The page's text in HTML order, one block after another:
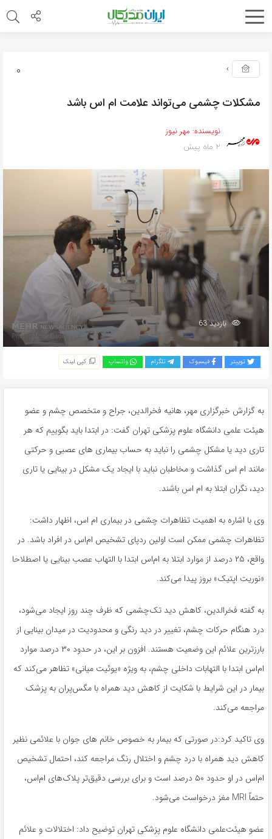
0
مشکلات چشمی می‌تواند علامت ام اس باشد
نویسنده: مهر نیوز
2 ماه پیش
بازدید 63
توییتر فیسبوک تلگرام واتساپ کپی لینک
به گزارش خبرگزاری مهر، هانیه فخرالدین، جراح و متخصص چشم و عضو
هیئت علمی دانشگاه علوم پزشکی تهران گفت: در ابتدا باید بگوییم که هر
تاری دید یا مشکل چشمی را نباید به حساب بیماری های عصبی و حرکتی
مانند ام اس گذاشت و مخاطبان نباید با ایجاد یک مشکل در بینایی یا تاری
دید، نگران ابتلا به ام اس باشند.
وی با اشاره به اهمیت تظاهرات چشمی در بیماری ام اس، اظهار داشت:
تظاهرات چشمی ممکن است اولین ردپای تشخیص ام‌اس در افراد باشد. در
واقع، ۲۵ درصد از موارد ابتلا به ام‌اس ابتدا با التهاب عصب بینایی یا اصطلاحا
«نوریت اپتیک» بروز پیدا می‌کند.
به گفته فخرالدین، کاهش دید تک‌چشمی که ظرف چند روز ایجاد می‌شود،
درد هنگام حرکات چشم، تغییر در دید رنگی و محدودیت در میدان بینایی از
بارزترین علائم این وضعیت هستند. افزون بر این، در حدود ۳۰ درصد موارد
ام‌اس ابتدا با التهابات داخلی چشم، به‌ ویژه «یوئیت میانی» تظاهر می‌کند که
بیمار در این شرایط با شکایت از کاهش دید همراه با مگس‌پران به پزشک
مراجعه می‌کند.
وی تاکید کرد:در صورتی که بیمار به‌ خصوص خانم های جوان با علائمی نظیر
کاهش دید همراه با درد چشم و اختلال رنگ مراجعه کند، احتمال تشخیص
ام‌اس در او حدود ۵۰ درصد است و برای بررسی دقیق‌تر پلاک‌های ام‌اس،
حتماً MRI مغز درخواست می‌شود.
عضو هیئت‌علمی دانشگاه علوم پزشکی تهران توضیح داد: اختلالات و علائم